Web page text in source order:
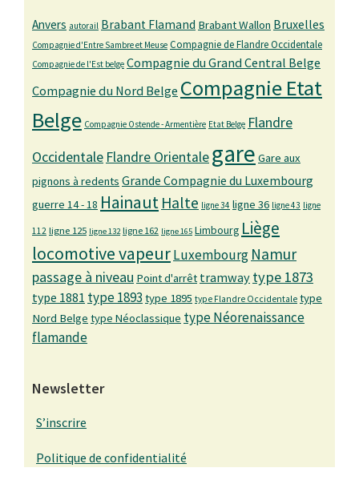
Anvers autorail Brabant Flamand Brabant Wallon Bruxelles
Compagnie d'Entre Sambre et Meuse Compagnie de Flandre Occidentale
Compagnie de l'Est belge Compagnie du Grand Central Belge
Compagnie du Nord Belge Compagnie Etat
Belge Compagnie Ostende - Armentière Etat Belge Flandre
Occidentale Flandre Orientalegare Gare aux
pignons à redents Grande Compagnie du Luxembourg
guerre 14 - 18 Hainaut Halte ligne 34 ligne 36 ligne 43 ligne
112 ligne 125 ligne 132 ligne 162 ligne 165 Limbourg Liège
locomotive vapeurLuxembourg Namur
passage à niveau Point d'arrêt tramway type 1873
type 1881 type 1893 type 1895 type Flandre Occidentale type
Nord Belge type Néoclassique type Néorenaissance
flamande
Newsletter
S’inscrire
Politique de confidentialité